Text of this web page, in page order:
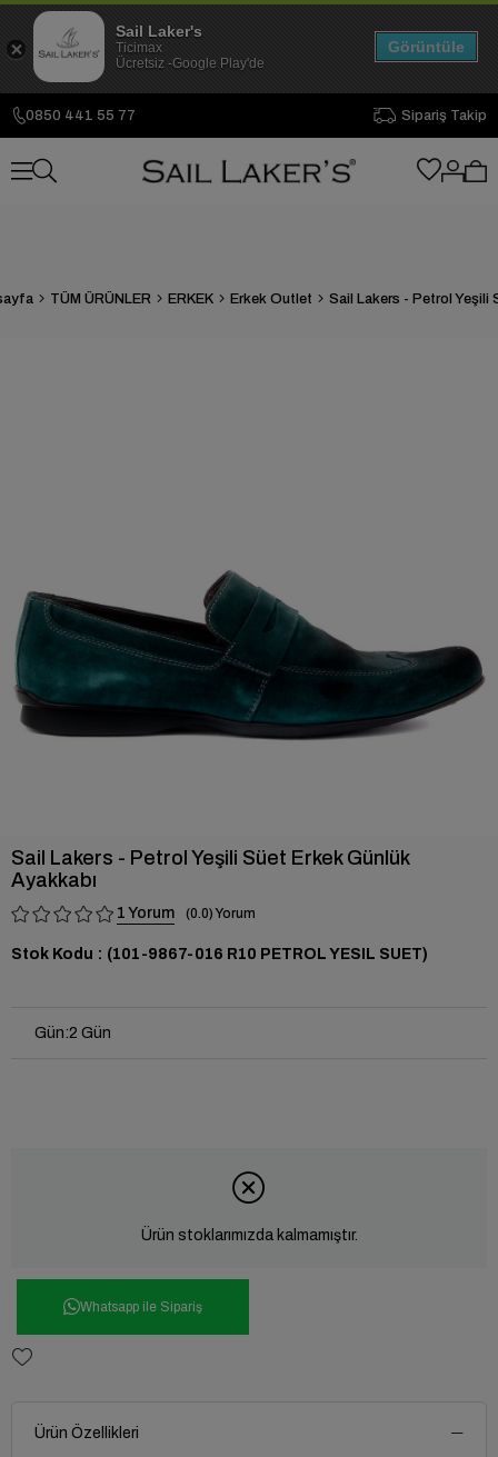
0850 441 55 77 Sipariş Takip
TÜM ÜRÜNLER ERKEK Erkek Outlet
Sail Lakers - Petrol Yeşili Süet Erkek Günlük
Ayakkabı
1 0.0
Stok Kodu (101-9867-016 R10 PETROL YESIL SUET)
Gün:2 Gün
Ürün stoklarımızda kalmamıştır.
Whatsapp ile Sipariş
Ürün Özellikleri
Sail Laker's
Ticimax
Ücretsiz -Google Play'de
Görüntüle